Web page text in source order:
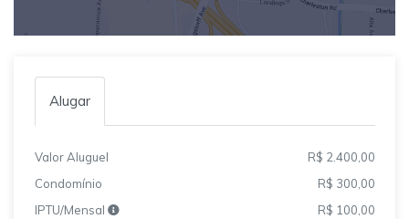
Alugar
Valor Aluguel
R$ 2.400,00
Condomínio
R$ 300,00
IPTU/Mensal
R$ 100,00